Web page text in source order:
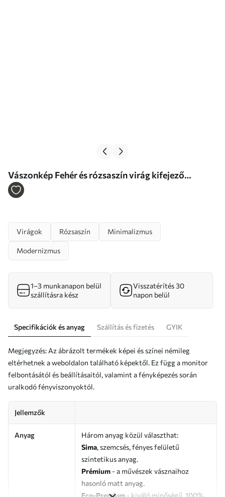
Vászonkép Fehér és rózsaszín virág kifejező
ecsetvonásokkal, olajfestmény stílusban Nr
Virágok Rózsaszín Minimalizmus
Modernizmus
1–3 munkanapon belül
szállításra kész
Visszatérítés 30
napon belül
Specifikációk és anyag Szállítás és fizetés GYIK
Megjegyzés: Az ábrázolt termékek képei és színei némileg
eltérhetnek a weboldalon található képektől. Ez függ a monitor
felbontásától és beállításaitól, valamint a fényképezés során
uralkodó fényviszonyoktól.
Jellemzők
Anyag
Három anyag közül választhat:
Sima, szemcsés, fényes felületű
szintetikus anyag.
Prémium - a művészek vásznaihoz
hasonló matt anyag.
Eco-Premium - kiváló minőségű, 100%